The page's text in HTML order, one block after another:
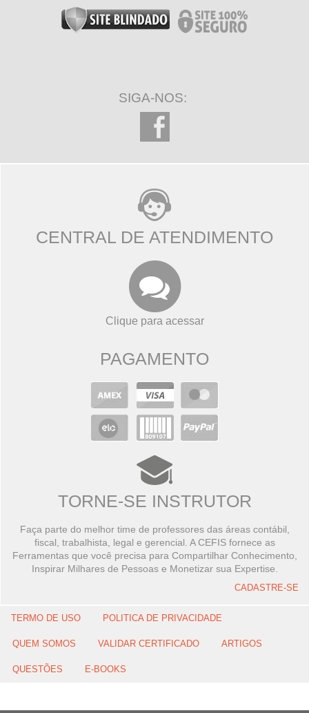
SIGA-NOS:
CENTRAL DE ATENDIMENTO
Clique para acessar
PAGAMENTO
TORNE-SE INSTRUTOR
Faça parte do melhor time de professores das áreas contábil,
fiscal, trabalhista, legal e gerencial. A CEFIS fornece as
Ferramentas que você precisa para Compartilhar Conhecimento,
Inspirar Milhares de Pessoas e Monetizar sua Expertise.
CADASTRE-SE
TERMO DE USO POLITICA DE PRIVACIDADE
QUEM SOMOS VALIDAR CERTIFICADO ARTIGOS
QUESTÕES E-BOOKS